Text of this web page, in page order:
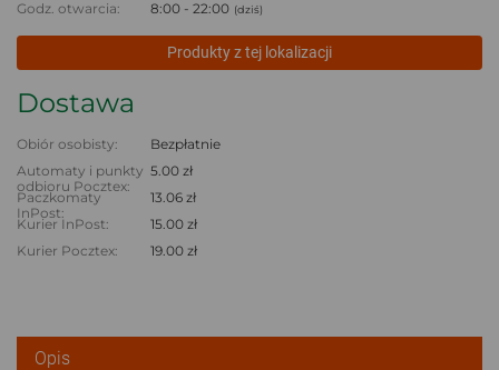
Godz. otwarcia: 8:00 - 22:00 (dziś)
Produkty z tej lokalizacji
Dostawa
Obiór osobisty:
Bezpłatnie
Automaty i punkty
odbioru Pocztex:
5.00 zł
Paczkomaty
InPost:
13.06 zł
Kurier InPost:
15.00 zł
Kurier Pocztex:
19.00 zł
Opis